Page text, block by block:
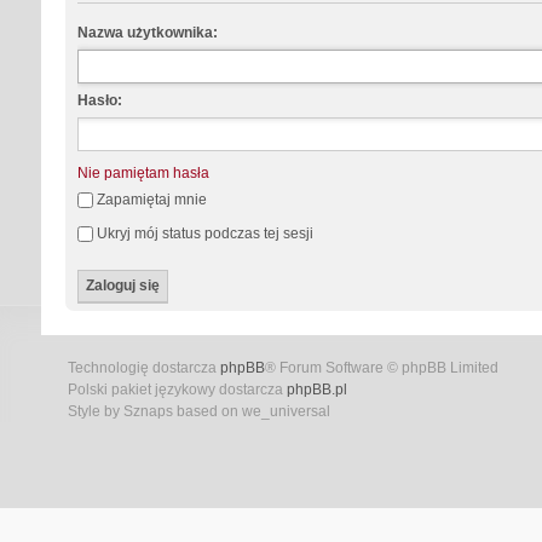
Nazwa użytkownika:
Hasło:
Nie pamiętam hasła
Zapamiętaj mnie
Ukryj mój status podczas tej sesji
Technologię dostarcza phpBB® Forum Software © phpBB Limited
Polski pakiet językowy dostarcza phpBB.pl
Style by Sznaps based on we_universal